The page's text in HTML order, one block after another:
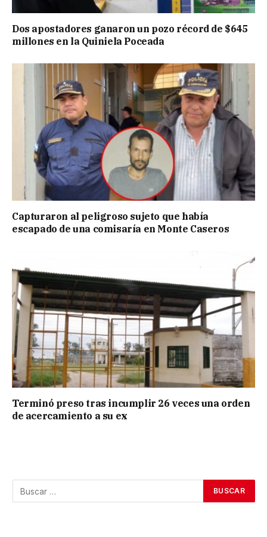
Dos apostadores ganaron un pozo récord de $645
millones en la Quiniela Poceada
Capturaron al peligroso sujeto que había
escapado de una comisaría en Monte Caseros
Terminó preso tras incumplir 26 veces una orden
de acercamiento a su ex